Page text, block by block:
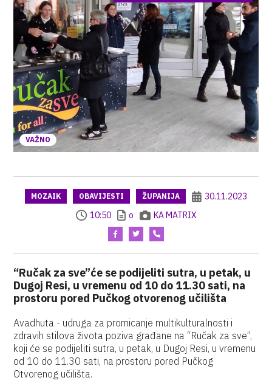
VAŽNO
MOZAIK OBAVIJESTI ŽUPANIJA
30.11.2023
10:50
o KA MATRIX
“Ručak za sve”će se podijeliti sutra, u petak, u
Dugoj Resi, u vremenu od 10 do 11.30 sati, na
prostoru pored Pučkog otvorenog učilišta
Avadhuta - udruga za promicanje multikulturalnosti i
zdravih stilova života poziva građane na “Ručak za sve”,
koji će se podijeliti sutra, u petak, u Dugoj Resi, u vremenu
od 10 do 11.30 sati, na prostoru pored Pučkog
Otvorenog učilišta.